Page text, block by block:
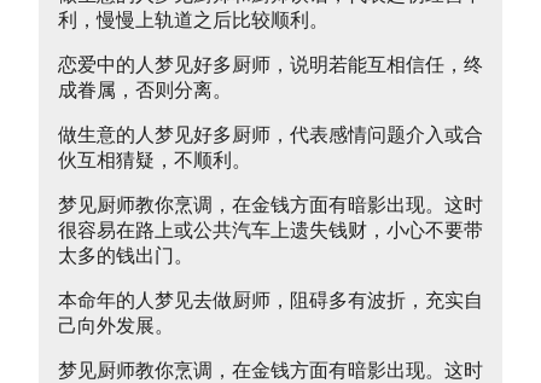
利，慢慢上轨道之后比较顺利。
恋爱中的人梦见好多厨师，说明若能互相信任，终
成眷属，否则分离。
做生意的人梦见好多厨师，代表感情问题介入或合
伙互相猜疑，不顺利。
梦见厨师教你烹调，在金钱方面有暗影出现。这时
很容易在路上或公共汽车上遗失钱财，小心不要带
太多的钱出门。
本命年的人梦见去做厨师，阻碍多有波折，充实自
己向外发展。
梦见厨师教你烹调，在金钱方面有暗影出现。这时